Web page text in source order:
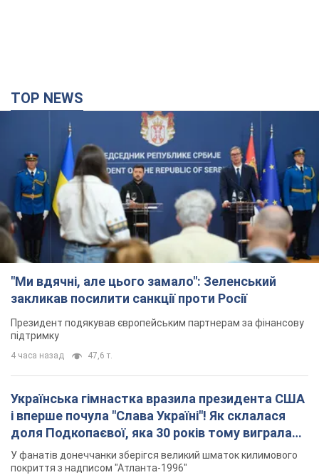
TOP NEWS
"Ми вдячні, але цього замало": Зеленський
закликав посилити санкції проти Росії
Президент подякував європейським партнерам за фінансову
підтримку
4 часа назад 47,6 т.
Українська гімнастка вразила президента США
і вперше почула "Слава Україні"! Як склалася
доля Подкопаєвої, яка 30 років тому виграла
"золото" Олімпіади
У фанатів донеччанки зберігся великий шматок килимового
покриття з надписом "Атланта-1996"